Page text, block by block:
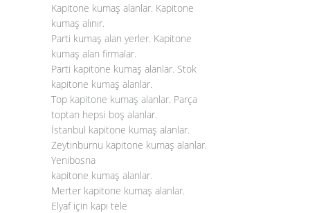
Kapitone kumaş alanlar. Kapitone
kumaş alınır.
Parti kumaş alan yerler. Kapitone
kumaş alan firmalar.
Parti kapitone kumaş alanlar. Stok
kapitone kumaş alanlar.
Top kapitone kumaş alanlar. Parça
toptan hepsi boş alanlar.
İstanbul kapitone kumaş alanlar.
Zeytinburnu kapitone kumaş alanlar.
Yenibosna
kapitone kumaş alanlar.
Merter kapitone kumaş alanlar.
Elyaf için kapı tele